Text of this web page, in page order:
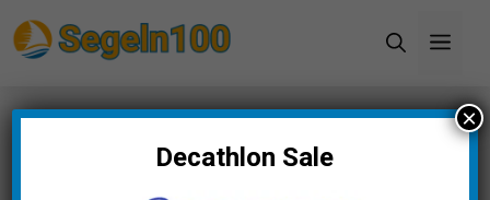
Inhalt
Startseite»Blog
Decathlon Sale
×